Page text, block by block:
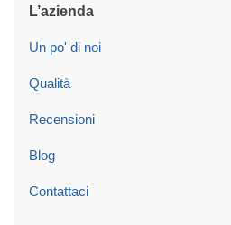
L’azienda
Un po' di noi
Qualità
Recensioni
Blog
Contattaci